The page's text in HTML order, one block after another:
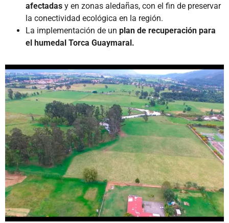
afectadas y en zonas aledañas, con el fin de preservar
la conectividad ecológica en la región.
La implementación de un plan de recuperación para
el humedal Torca Guaymaral.